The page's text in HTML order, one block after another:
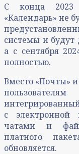
С конца 2023
«Календарь» не
системы и будут
а с сентября
полностью.
Вместо «Почты»
с электронной
чатами и
платного
обновляется.